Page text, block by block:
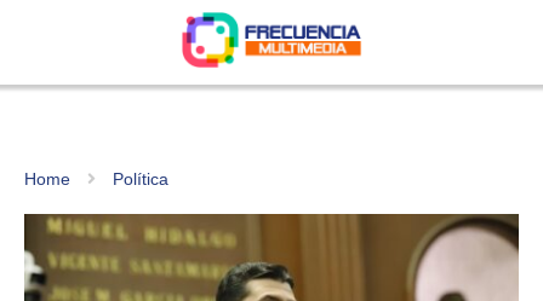
Home Política